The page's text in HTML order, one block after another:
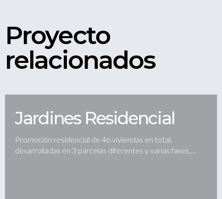
Proyecto
relacionados
Jardines Residencial
Promoción residencial de 46 viviendas en total,
desarrolladas en 3 parcelas diferentes y varias fases.…